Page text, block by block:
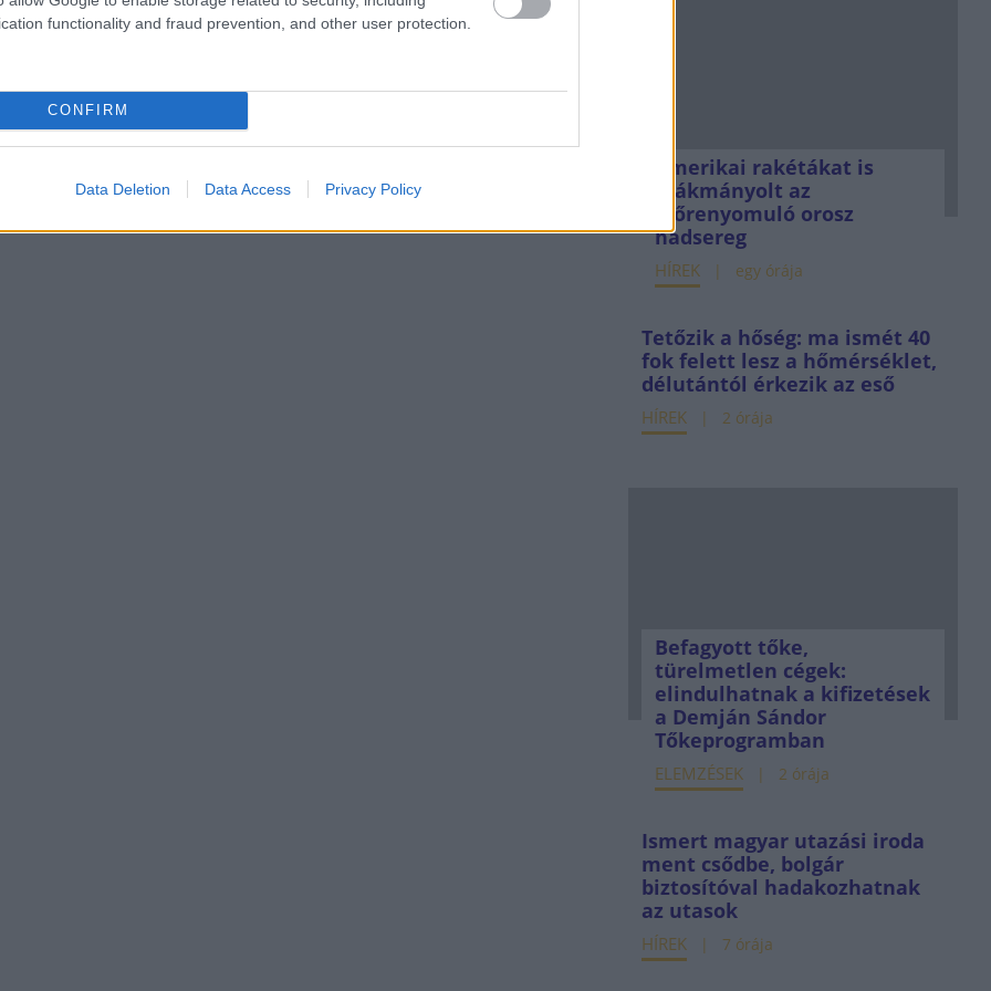
functionality and fraud prevention, and other user protection.
CONFIRM
Data Deletion Data Access Privacy Policy
Amerikai rakétákat is
zsákmányolt az
előrenyomuló orosz
hadsereg
HÍREK egy órája
Tetőzik a hőség: ma ismét 40
fok felett lesz a hőmérséklet,
délutántól érkezik az eső
HÍREK 2 órája
Befagyott tőke,
türelmetlen cégek:
elindulhatnak a kifizetések
a Demján Sándor
Tőkeprogramban
ELEMZÉSEK 2 órája
Ismert magyar utazási iroda
ment csődbe, bolgár
biztosítóval hadakozhatnak
az utasok
HÍREK 7 órája